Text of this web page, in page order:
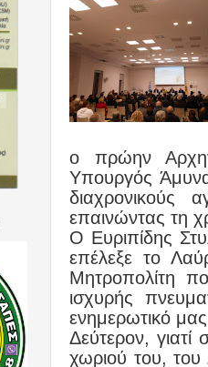
ο πρώην
Υπουργός
επαινώντας τη
Ο Ευριπίδης
επέλεξε το
Μητροπολίτη
ισχυρής
ενημερωτικό
Δεύτερον,
χωριού του,